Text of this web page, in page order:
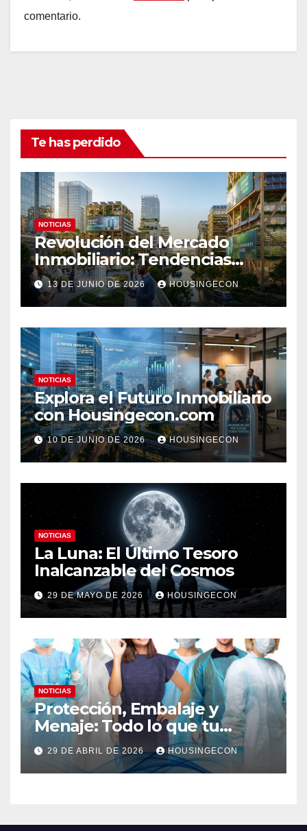
comentario.
Te has perdido
NOTICIAS
Revolución del Mercado
Inmobiliario: Tendencias
Clave 2023
13 DE JUNIO DE 2026 HOUSINGECON
NOTICIAS
Explora el Futuro Inmobiliario
con Housingecon.com
10 DE JUNIO DE 2026 HOUSINGECON
NOTICIAS
La Luna: El Último Tesoro
Inalcanzable del Cosmos
29 DE MAYO DE 2026 HOUSINGECON
NOTICIAS
Protección, Embalaje y
Menaje: Todo lo que tu
negocio necesita en un solo
lugar
29 DE ABRIL DE 2026 HOUSINGECON